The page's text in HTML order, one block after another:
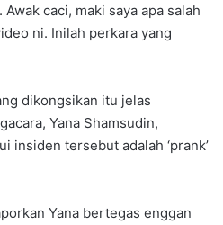
caci, maki saya apa salah
ni. Inilah perkara yang
dikongsikan itu jelas
Yana Shamsudin,
insiden tersebut adalah ‘prank’
Yana bertegas enggan